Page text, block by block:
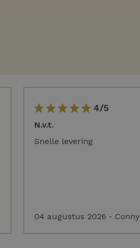
4/5
N.v.t.
Snelle levering
04 augustus 2026 - Conny